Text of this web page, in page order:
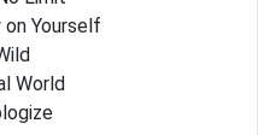
Yourself
World